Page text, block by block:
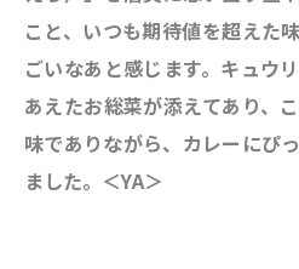
こと、いつも期待値を超えた
ごいなあと感じます。キュウ
あえたお総菜が添えてあり、
味でありながら、カレーにぴ
ました。＜YA＞